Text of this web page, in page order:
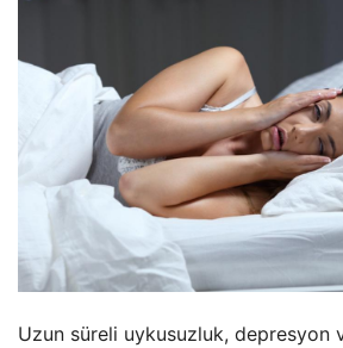
Uzun süreli uykusuzluk, depresyon